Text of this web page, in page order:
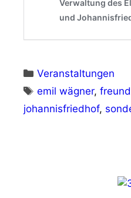
Kategorien
Veranstaltungen
Schlagwörter
emil wägner,
johannisfriedhof,